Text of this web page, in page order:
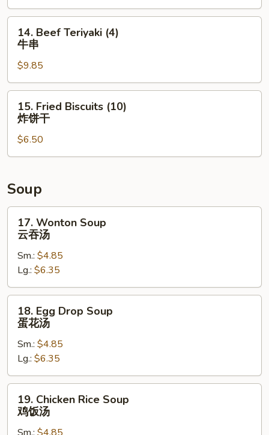
炸
小
Beef
Teriyaki
(4)
牛
串
14. Beef Teriyaki (4)
牛串
$9.85
Fried
Biscuits
(10)
炸
干
15. Fried Biscuits (10)
炸饼干
$6.50
Soup
Wonton
Soup
汤
17. Wonton Soup
云吞汤
Sm.: $4.85
Lg.: $6.35
Egg
Drop
Soup
花
汤
18. Egg Drop Soup
蛋花汤
Sm.: $4.85
Lg.: $6.35
Chicken
Rice
19. Chicken Rice Soup
鸡饭汤